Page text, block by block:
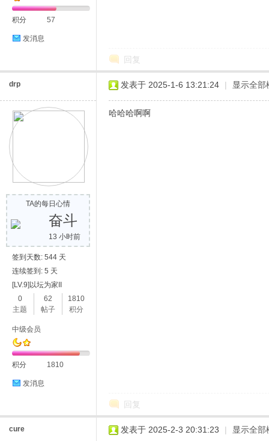
积分 57
发消息
回复
drp
TA的每日心情
奋斗
13 小时前
签到天数: 544 天
连续签到: 5 天
[LV.9]以坛为家II
0
主题
62
帖子
1810
积分
中级会员
积分 1810
发消息
发表于 2025-1-6 13:21:24 | 显示全部
哈哈哈啊啊
回复
cure 发表于 2025-2-3 20:31:23 | 显示全部